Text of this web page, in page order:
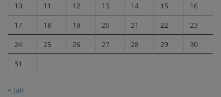
10 11 12 13 14 15 16
17 18 19 20 21 22 23
24 25 26 27 28 29 30
31
« Jun